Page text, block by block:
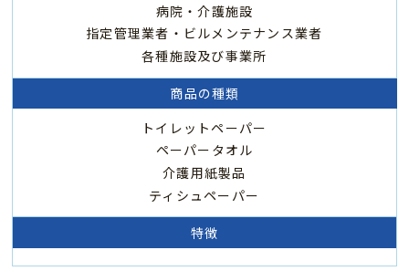
病院・介護施設
指定管理業者・ビルメンテナンス業者
各種施設及び事業所
商品の種類
トイレットペーパー
ペーパータオル
介護用紙製品
ティシュペーパー
特徴